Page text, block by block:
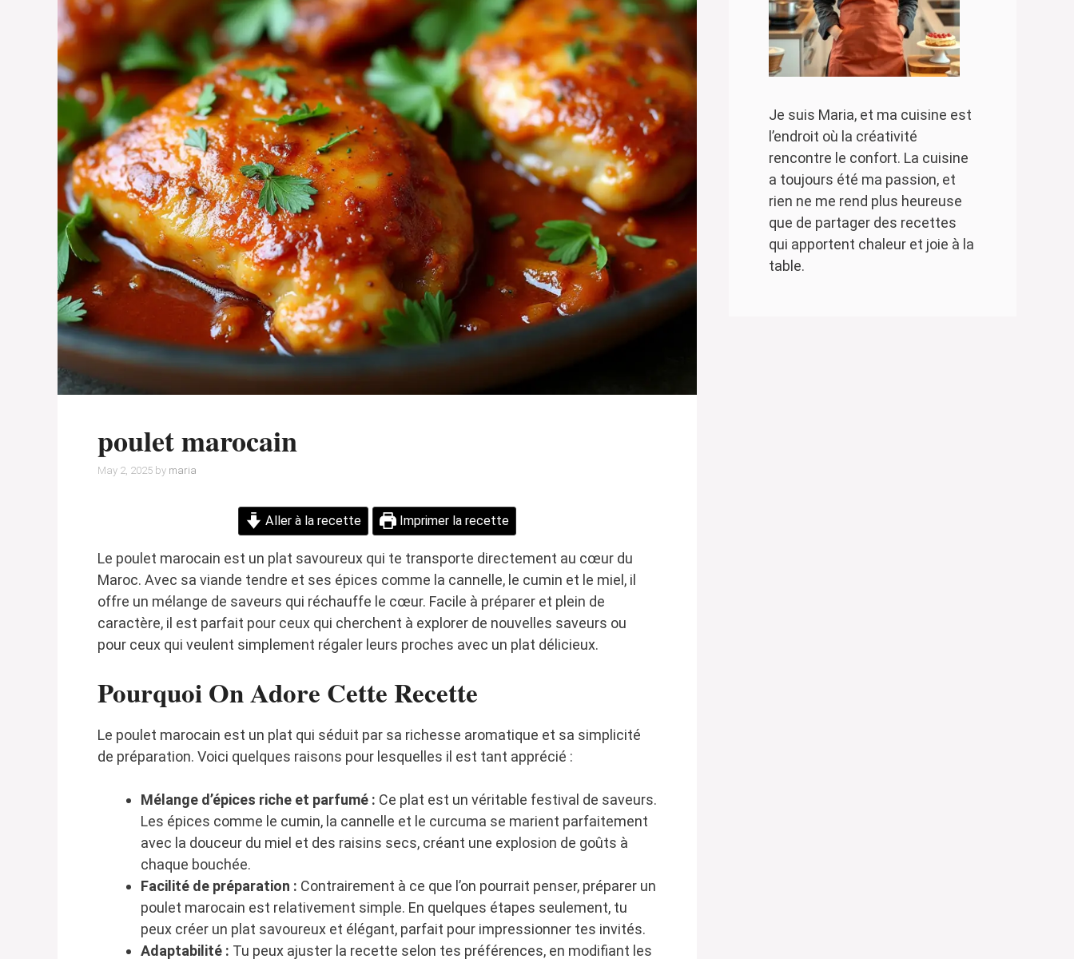
poulet marocain
May 2, 2025 by maria
Aller à la recette Imprimer la recette
Le poulet marocain est un plat savoureux qui te transporte directement au cœur du
Maroc. Avec sa viande tendre et ses épices comme la cannelle, le cumin et le miel, il
offre un mélange de saveurs qui réchauffe le cœur. Facile à préparer et plein de
caractère, il est parfait pour ceux qui cherchent à explorer de nouvelles saveurs ou
pour ceux qui veulent simplement régaler leurs proches avec un plat délicieux.
Pourquoi On Adore Cette Recette
Le poulet marocain est un plat qui séduit par sa richesse aromatique et sa simplicité
de préparation. Voici quelques raisons pour lesquelles il est tant apprécié :
Mélange d’épices riche et parfumé : Ce plat est un véritable festival de saveurs.
Les épices comme le cumin, la cannelle et le curcuma se marient parfaitement
avec la douceur du miel et des raisins secs, créant une explosion de goûts à
chaque bouchée.
Facilité de préparation : Contrairement à ce que l’on pourrait penser, préparer un
poulet marocain est relativement simple. En quelques étapes seulement, tu
peux créer un plat savoureux et élégant, parfait pour impressionner tes invités.
Adaptabilité : Tu peux ajuster la recette selon tes préférences, en modifiant les
Je suis Maria, et ma cuisine est
l’endroit où la créativité
rencontre le confort. La cuisine
a toujours été ma passion, et
rien ne me rend plus heureuse
que de partager des recettes
qui apportent chaleur et joie à la
table.